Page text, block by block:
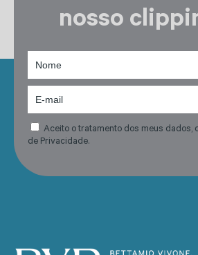
nosso
Aceito o tratamento dos meus dados,
de Privacidade.